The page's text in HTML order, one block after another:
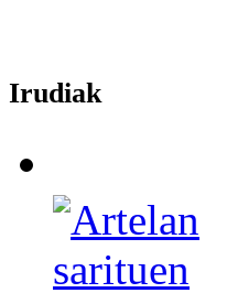
Irudiak